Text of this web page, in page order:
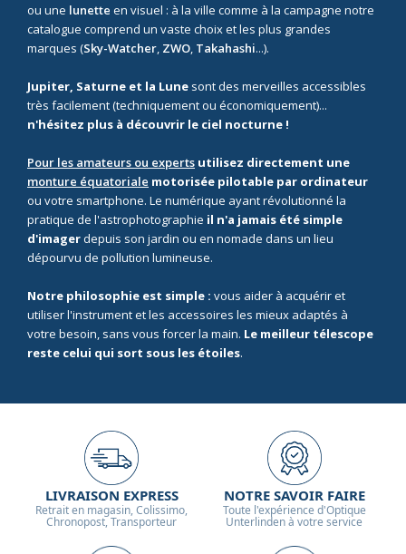
ou une lunette en visuel : à la ville comme à la campagne notre
catalogue comprend un vaste choix et les plus grandes
marques (Sky-Watcher, ZWO, Takahashi...).
Jupiter, Saturne et la Lune sont des merveilles accessibles
très facilement (techniquement ou économiquement)...
n'hésitez plus à découvrir le ciel nocturne !
Pour les amateurs ou experts utilisez directement une
monture équatoriale motorisée pilotable par ordinateur
ou votre smartphone. Le numérique ayant révolutionné la
pratique de l'astrophotographie il n'a jamais été simple
d'imagerdepuis son jardin ou en nomade dans un lieu
dépourvu de pollution lumineuse.
Notre philosophie est simple : vous aider à acquérir et
utiliser l'instrument et les accessoires les mieux adaptés à
votre besoin, sans vous forcer la main. Le meilleur télescope
reste celui qui sort sous les étoiles.
LIVRAISON EXPRESS
Retrait en magasin, Colissimo,
Chronopost, Transporteur
NOTRE SAVOIR FAIRE
Toute l'expérience d'Optique
Unterlinden à votre service